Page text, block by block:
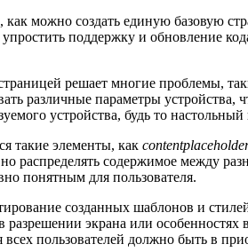
можно создать единую базовую
поддержку и обновление
решает многие проблемы,
различные параметры устройства,
устройства, будь то
такие элементы, как
распределять содержимое между
понятным для пользователя.
созданных шаблонов и
разрешении экрана или
всех пользователей должно быть в